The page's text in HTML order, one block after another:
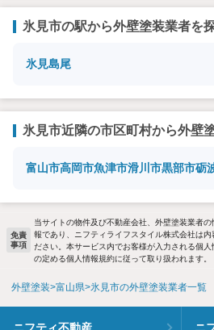
氷見市の駅から外壁塗装業者を
氷見島尾
氷見市近隣の市区町村から外壁
富山市高岡市魚津市滑川市黒部市砺
免責
事項
当サイトの物件及び不動産会社、外壁塗装業者
報であり、ニフティライフスタイル株式会社は
ださい。本サービス内でお客様が入力される個
の定める個人情報規約に従って取り扱われます。
外壁塗装 富山県 氷見市の外壁塗装業者一覧
ニフティ不動産 ニ